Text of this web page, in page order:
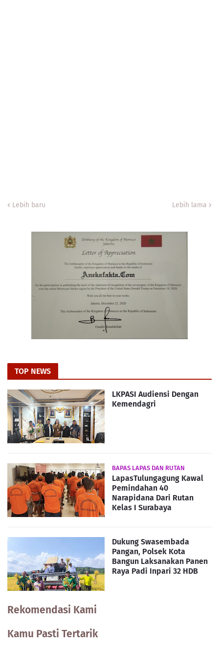
Lebih baru Lebih lama
TOP NEWS
LKPASI Audiensi Dengan
Kemendagri
BAPAS LAPAS DAN RUTAN
LapasTulungagung Kawal
Pemindahan 40
Narapidana Dari Rutan
Kelas I Surabaya
Dukung Swasembada
Pangan, Polsek Kota
Bangun Laksanakan Panen
Raya Padi Inpari 32 HDB
Rekomendasi Kami
Kamu Pasti Tertarik